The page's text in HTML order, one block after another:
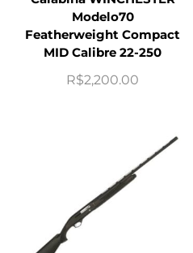
Modelo70
Featherweight Compact
MID Calibre 22-250
R$2,200.00